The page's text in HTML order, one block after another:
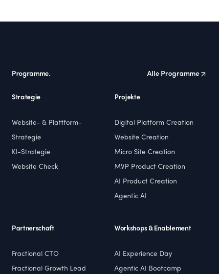
Programme. Alle Programme
Strategie
Website- & Plattform-
Strategie
KI-Strategie
Website Check
Projekte
Digital Platform Creation
Website Creation
Micro Site Creation
MVP Product Creation
AI Product Creation
Agentic AI
Partnerschaft
Fractional CTO
Fractional Growth Lead
Workshops & Enablement
AI Experience Day
Agentic AI Bootcamp